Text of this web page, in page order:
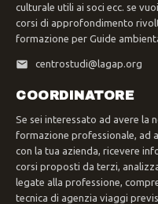
culturale utili ai soci ecc. se
corsi di approfondimento
formazione per Guide
centrostudi@lagap.org
COORDINATORE
Se sei interessato ad avere la
formazione professionale, ad
con la tua azienda, ricevere
corsi proposti da terzi,
legate alla professione,
tecnica di agenzia viaggi